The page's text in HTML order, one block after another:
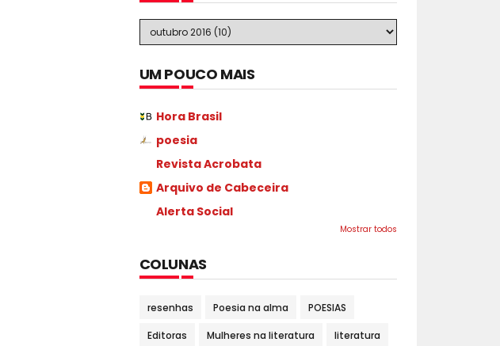
UM POUCO MAIS
Hora Brasil
poesia
Revista Acrobata
Arquivo de Cabeceira
Alerta Social
Mostrar todos
COLUNAS
resenhas Poesia na alma POESIAS
Editoras Mulheres na literatura literatura